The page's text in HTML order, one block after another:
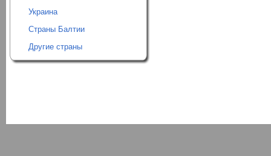
Украина
Страны Балтии
Другие страны